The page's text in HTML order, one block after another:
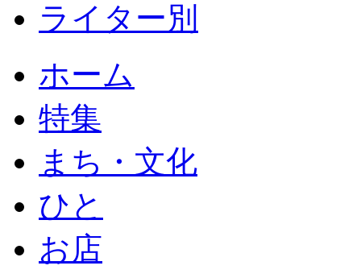
ライター別
ホーム
特集
まち・文化
ひと
お店